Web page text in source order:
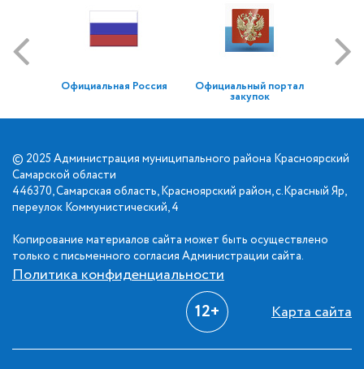
Официальная Россия Официальный портал
закупок
© 2025 Администрация муниципального района Красноярский
Самарской области
446370, Самарская область, Красноярский район, с.Красный Яр,
переулок Коммунистический, 4
Копирование материалов сайта может быть осуществлено
только с письменного согласия Администрации сайта.
Политика конфиденциальности
12+ Карта сайта